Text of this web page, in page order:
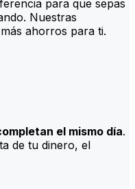
para que sepas
Nuestras
ahorros para ti.
el mismo día.
de tu dinero, el